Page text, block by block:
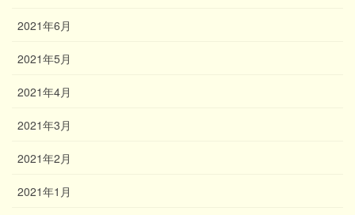
2021年6月
2021年5月
2021年4月
2021年3月
2021年2月
2021年1月